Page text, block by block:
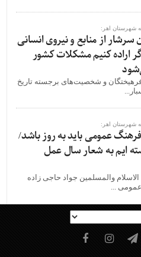
شهرستان اهر:
سرشار از منابع و نیروی انسانی
اراده کنیم مشکلات کشور
و شخصیت‌های برجسته تاریخ
شهرستان اهر:
عمومی باید به روز باشد/
ایم به شعار سال عمل
والمسلمین جواد حاجی زاده
...